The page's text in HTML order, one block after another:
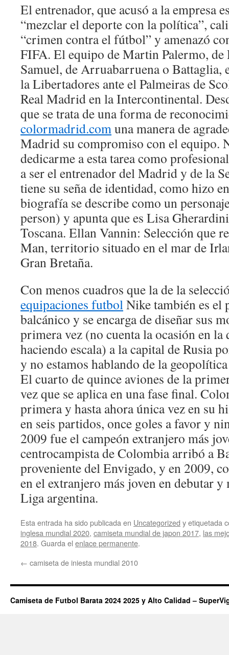
El entrenador, que acusó a la empresa
“mezclar el deporte con la política”,
“crimen contra el fútbol” y amenazó
FIFA. El equipo de Martin Palermo, de
Samuel, de Arruabarruena o Battaglia,
la Libertadores ante el Palmeiras de
Real Madrid en la Intercontinental.
que se trata de una forma de
colormadrid.comuna manera de
Madrid su compromiso con el equipo.
dedicarme a esta tarea como
a ser el entrenador del Madrid y de la
tiene su seña de identidad, como hizo
biografía se describe como un
person) y apunta que es Lisa
Toscana. Ellan Vannin: Selección que
Man, territorio situado en el mar de
Gran Bretaña.
Con menos cuadros que la de la
equipaciones futbolNike también es el
balcánico y se encarga de diseñar sus
primera vez (no cuenta la ocasión en la
haciendo escala) a la capital de Rusia
y no estamos hablando de la
El cuarto de quince aviones de la
vez que se aplica en una fase final.
primera y hasta ahora única vez en su
en seis partidos, once goles a favor y
2009 fue el campeón extranjero más
centrocampista de Colombia arribó a
proveniente del Envigado, y en 2009,
en el extranjero más joven en debutar
Liga argentina.
Esta entrada ha sido publicada en Uncategorized y etiquetada
inglesa mundial 2020, camiseta mundial de japon 2017, las
2018. Guarda el enlace permanente.
← camiseta de iniesta mundial 2010
Camiseta de Futbol Barata 2024 2025 y Alto Calidad –